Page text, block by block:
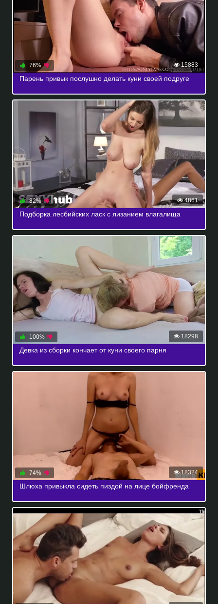
15883
76%
Парень привык послушно делать куни своей подруге
4861
82%
Подборка лесбийских ласк с лизанием влагалища
18298
100%
Девка из сборки кончает от куни своего парня
18324
74%
Шлюха привыкла сидеть пиздой на лице бойфренда